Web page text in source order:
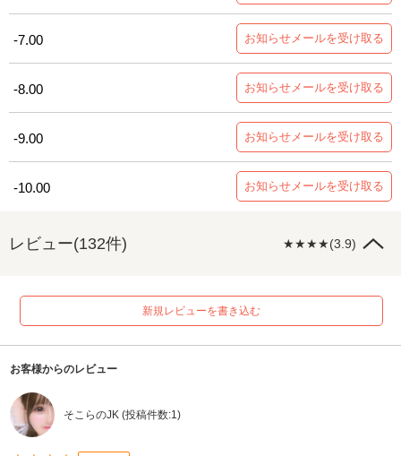
-7.00 お知らせメールを受け取る
-8.00 お知らせメールを受け取る
-9.00 お知らせメールを受け取る
-10.00 お知らせメールを受け取る
レビュー(132件) ★★★★(3.9)
新規レビューを書き込む
お客様からのレビュー
そこらのJK (投稿件数:1)